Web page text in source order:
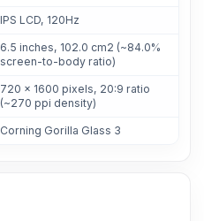
IPS LCD, 120Hz
6.5 inches, 102.0 cm2 (~84.0%
screen-to-body ratio)
720 x 1600 pixels, 20:9 ratio
(~270 ppi density)
Corning Gorilla Glass 3